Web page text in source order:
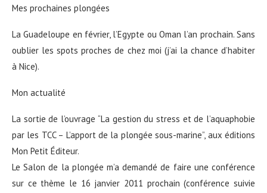
Mes prochaines plongées
La Guadeloupe en février, l’Egypte ou Oman l’an prochain. Sans
oublier les spots proches de chez moi (j’ai la chance d’habiter
à Nice).
Mon actualité
La sortie de l’ouvrage “La gestion du stress et de l’aquaphobie
par les TCC – L’apport de la plongée sous-marine”, aux éditions
Mon Petit Éditeur.
Le Salon de la plongée m’a demandé de faire une conférence
sur ce thème le 16 janvier 2011 prochain (conférence suivie